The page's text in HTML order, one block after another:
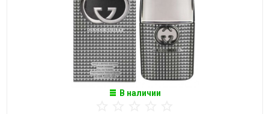
В наличии